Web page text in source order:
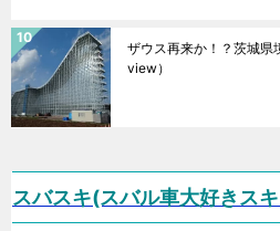
ザウス再来か！？茨城県
view）
スバスキ(スバル車大好きス